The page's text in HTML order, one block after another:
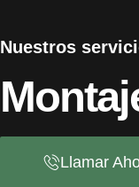
Nuestros
Llamar